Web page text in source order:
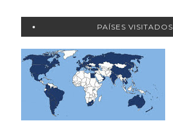
PAÍSES VISITADOS